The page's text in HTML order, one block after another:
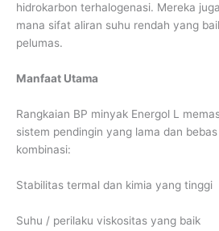
hidrokarbon terhalogenasi. Mereka
mana sifat aliran suhu rendah yang
pelumas.
Manfaat Utama
Rangkaian BP minyak Energol L
sistem pendingin yang lama dan
kombinasi:
Stabilitas termal dan kimia yang tinggi
Suhu / perilaku viskositas yang baik